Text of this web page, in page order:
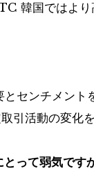
韓国ではよ
センチメント
引活動の変化
って弱気です